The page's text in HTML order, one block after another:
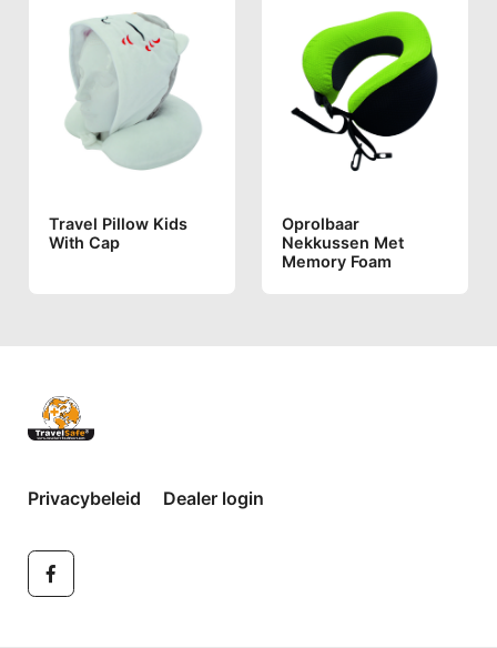
Travel Pillow Kids
With Cap
Oprolbaar
Nekkussen Met
Memory Foam
Privacybeleid Dealer login